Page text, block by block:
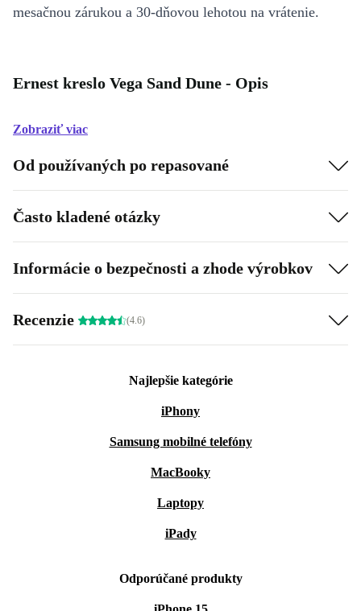
mesačnou zárukou a 30-dňovou lehotou na vrátenie.
Ernest kreslo Vega Sand Dune - Opis
Zobraziť viac
Od používaných po repasované
Často kladené otázky
Informácie o bezpečnosti a zhode výrobkov
Recenzie (4.6)
Najlepšie kategórie
iPhony
Samsung mobilné telefóny
MacBooky
Laptopy
iPady
Odporúčané produkty